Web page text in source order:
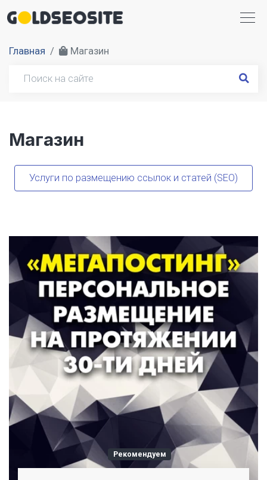
Главная Магазин
Магазин
Услуги по размещению ссылок и статей (SEO)
Рекомендуем